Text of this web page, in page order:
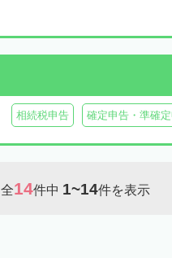
田川郡添田町 田川郡糸田町
相続税申告 確定申告・準確
全14件中 1~14件を表示